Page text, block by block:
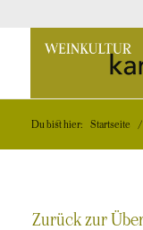
Du bist hier: Startseite /
Zurück zur